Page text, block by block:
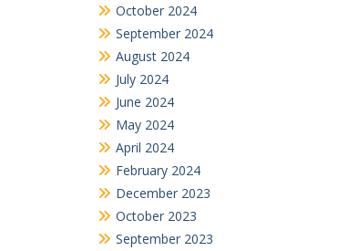
October 2024
September 2024
August 2024
July 2024
June 2024
May 2024
April 2024
February 2024
December 2023
October 2023
September 2023